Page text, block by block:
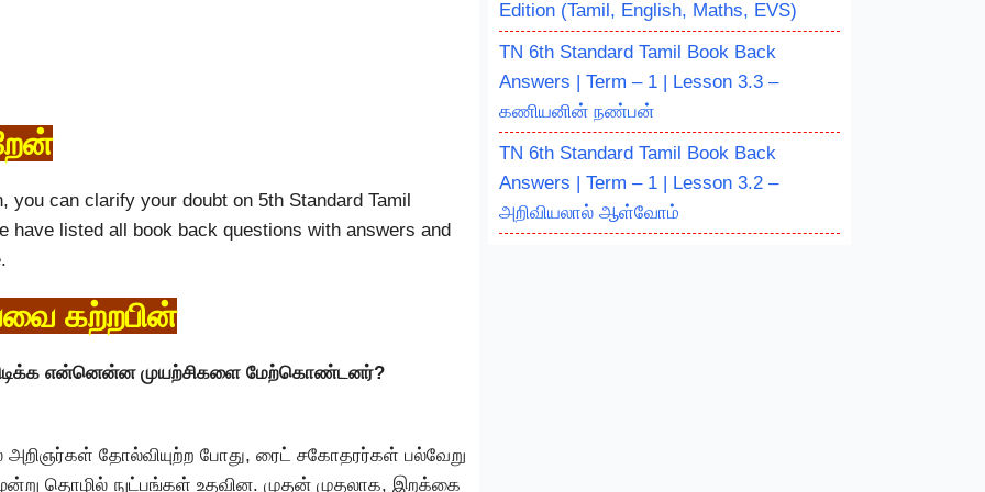
can clarify your doubt on 5th Standard Tamil
listed all book back questions with answers and
கற்றபின்
என்னென்ன முயற்சிகளை மேற்கொண்டனர்?
தோல்வியுற்ற போது, ரைட் சகோதரர்கள் பல்வேறு
தொழில் நுட்பங்கள் உதவின. முதன் முதலாக, இறக்கை
Edition (Tamil, English, Maths, EVS)
TN 6th Standard Tamil Book Back
Answers | Term – 1 | Lesson 3.3 –
கணியனின் நண்பன்
TN 6th Standard Tamil Book Back
Answers | Term – 1 | Lesson 3.2 –
அறிவியலால் ஆள்வோம்